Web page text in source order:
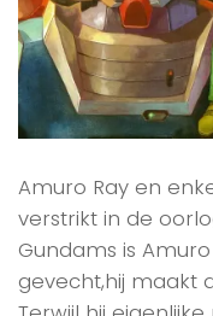
Amuro Ray en
verstrikt in de
Gundams is
gevecht,hij maakt